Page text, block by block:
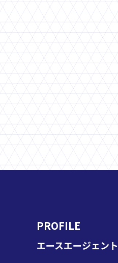
PROFILE
エースエージェント